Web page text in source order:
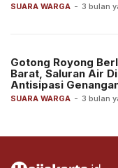
SUARA WARGA - 3 bulan
SUARA WARGA - 3 bulan
Gotong Royong
Barat, Saluran Air
Antisipasi